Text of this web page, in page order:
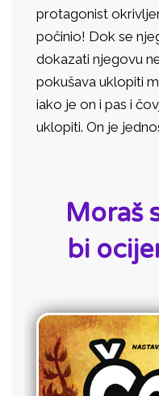
protagonist
počinio! Dok se
dokazati njegovu
pokušava uklopiti
iako je on i pas i
uklopiti. On je
Moraš
bi